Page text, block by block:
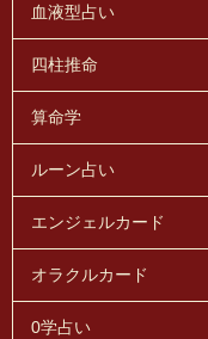
血液型占い
四柱推命
算命学
ルーン占い
エンジェルカード
オラクルカード
0学占い